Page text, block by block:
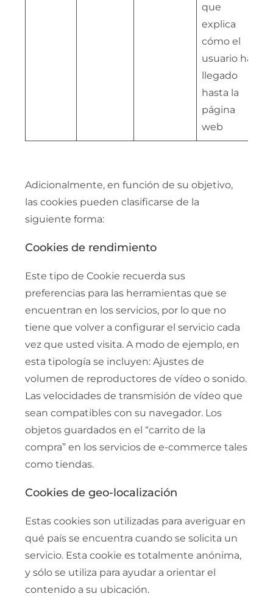
que
explica
cómo el
usuario ha
llegado
hasta la
página
web
Adicionalmente, en función de su objetivo,
las cookies pueden clasificarse de la
siguiente forma:
Cookies de rendimiento
Este tipo de Cookie recuerda sus
preferencias para las herramientas que se
encuentran en los servicios, por lo que no
tiene que volver a configurar el servicio cada
vez que usted visita. A modo de ejemplo, en
esta tipología se incluyen: Ajustes de
volumen de reproductores de vídeo o sonido.
Las velocidades de transmisión de vídeo que
sean compatibles con su navegador. Los
objetos guardados en el “carrito de la
compra” en los servicios de e-commerce tales
como tiendas.
Cookies de geo-localización
Estas cookies son utilizadas para averiguar en
qué país se encuentra cuando se solicita un
servicio. Esta cookie es totalmente anónima,
y sólo se utiliza para ayudar a orientar el
contenido a su ubicación.